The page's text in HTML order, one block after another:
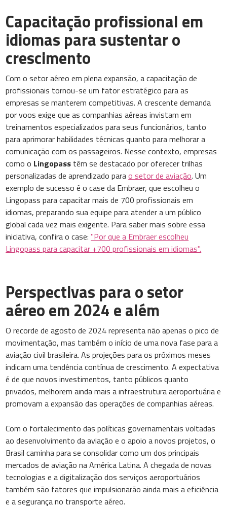
Capacitação profissional em
idiomas para sustentar o
crescimento
Com o setor aéreo em plena expansão, a capacitação de
profissionais tornou-se um fator estratégico para as
empresas se manterem competitivas. A crescente demanda
por voos exige que as companhias aéreas invistam em
treinamentos especializados para seus funcionários, tanto
para aprimorar habilidades técnicas quanto para melhorar a
comunicação com os passageiros. Nesse contexto, empresas
como o Lingopass têm se destacado por oferecer trilhas
personalizadas de aprendizado parao setor de aviação. Um
exemplo de sucesso é o case da Embraer, que escolheu o
Lingopass para capacitar mais de 700 profissionais em
idiomas, preparando sua equipe para atender a um público
global cada vez mais exigente. Para saber mais sobre essa
iniciativa, confira o case:"Por que a Embraer escolheu
Lingopass para capacitar +700 profissionais em idiomas".
Perspectivas para o setor
aéreo em 2024 e além
O recorde de agosto de 2024 representa não apenas o pico de
movimentação, mas também o início de uma nova fase para a
aviação civil brasileira. As projeções para os próximos meses
indicam uma tendência contínua de crescimento. A expectativa
é de que novos investimentos, tanto públicos quanto
privados, melhorem ainda mais a infraestrutura aeroportuária e
promovam a expansão das operações de companhias aéreas.
Com o fortalecimento das políticas governamentais voltadas
ao desenvolvimento da aviação e o apoio a novos projetos, o
Brasil caminha para se consolidar como um dos principais
mercados de aviação na América Latina. A chegada de novas
tecnologias e a digitalização dos serviços aeroportuários
também são fatores que impulsionarão ainda mais a eficiência
e a segurança no transporte aéreo.